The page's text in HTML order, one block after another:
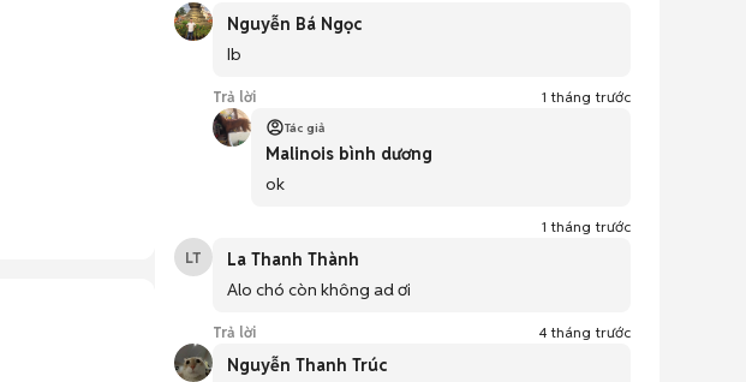
Nguyễn Bá Ngọc
Ib
Trả lời 1 tháng trước
Tác giả
Malinois bình dương
ok
1 tháng trước
LT
La Thanh Thành
Alo chó còn không ad ơi
Trả lời 4 tháng trước
Nguyễn Thanh Trúc